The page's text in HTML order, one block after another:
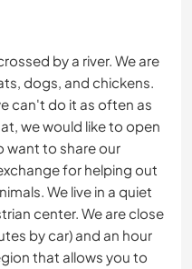
by a river. We are
dogs, and chickens.
can't do it as often as
we would like to open
want to share our
for helping out
We live in a quiet
center. We are close
by car) and an hour
that allows you to